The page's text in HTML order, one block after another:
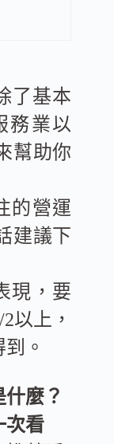
了基本
務業以
幫助你
的營運
建議下
現，要
以上，
。
麼？
次看